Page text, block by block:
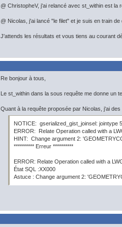
@ ChristopheV, j'ai relancé avec st_within est la
@ Nicolas, j'ai lancé "le filet" et je suis en train
J'attends les résultats et vous tiens au courant
Re bonjour à tous,
Le st_within dans la sous requête me donne un
Quant à la requête proposée par Nicolas, j'ai
NOTICE: gserialized_gist_joinsel: jointype
ERROR: Relate Operation called with a
HINT: Change argument 2:
********** Erreur **********
ERROR: Relate Operation called with a
État SQL :XX000
Astuce : Change argument 2: